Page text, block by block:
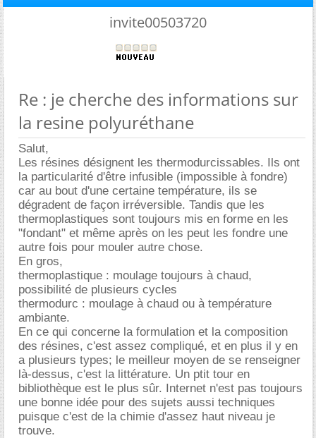
invite00503720
Re : je cherche des informations sur
la resine polyuréthane
Salut,
Les résines désignent les thermodurcissables. Ils ont
la particularité d'être infusible (impossible à fondre)
car au bout d'une certaine température, ils se
dégradent de façon irréversible. Tandis que les
thermoplastiques sont toujours mis en forme en les
"fondant" et même après on les peut les fondre une
autre fois pour mouler autre chose.
En gros,
thermoplastique : moulage toujours à chaud,
possibilité de plusieurs cycles
thermodurc : moulage à chaud ou à température
ambiante.
En ce qui concerne la formulation et la composition
des résines, c'est assez compliqué, et en plus il y en
a plusieurs types; le meilleur moyen de se renseigner
là-dessus, c'est la littérature. Un ptit tour en
bibliothèque est le plus sûr. Internet n'est pas toujours
une bonne idée pour des sujets aussi techniques
puisque c'est de la chimie d'assez haut niveau je
trouve.